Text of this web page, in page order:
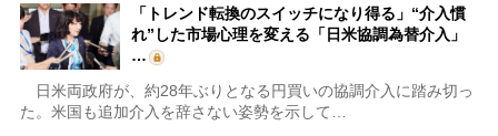
「トレンド転換のスイッチになり得る」“介入慣
れ”した市場心理を変える「日米協調為替介入」
…
日米両政府が、約28年ぶりとなる円買いの協調介入に踏み切っ
た。米国も追加介入を辞さない姿勢を示して…